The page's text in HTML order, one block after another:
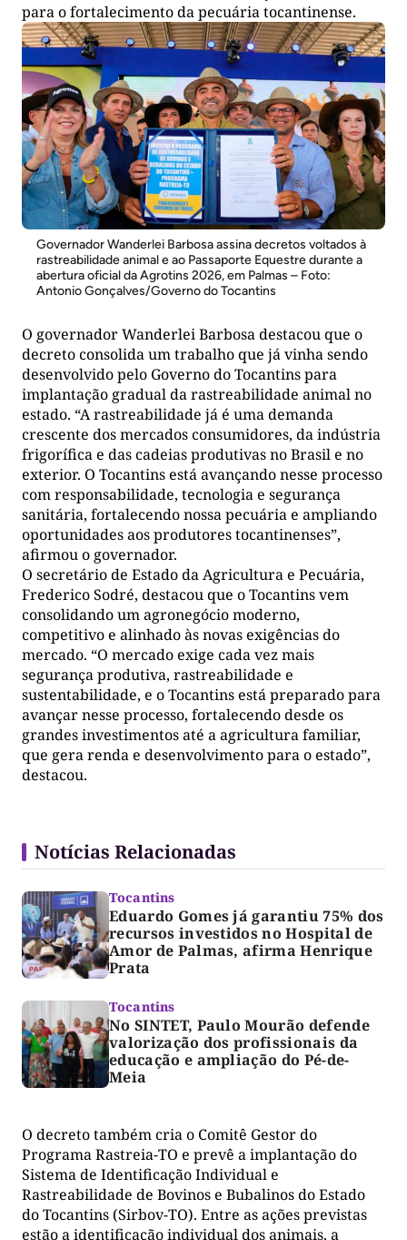
para o fortalecimento da pecuária tocantinense.
Governador Wanderlei Barbosa assina decretos voltados à
rastreabilidade animal e ao Passaporte Equestre durante a
abertura oficial da Agrotins 2026, em Palmas – Foto:
Antonio Gonçalves/Governo do Tocantins
O governador Wanderlei Barbosa destacou que o
decreto consolida um trabalho que já vinha sendo
desenvolvido pelo Governo do Tocantins para
implantação gradual da rastreabilidade animal no
estado. “A rastreabilidade já é uma demanda
crescente dos mercados consumidores, da indústria
frigorífica e das cadeias produtivas no Brasil e no
exterior. O Tocantins está avançando nesse processo
com responsabilidade, tecnologia e segurança
sanitária, fortalecendo nossa pecuária e ampliando
oportunidades aos produtores tocantinenses”,
afirmou o governador.
O secretário de Estado da Agricultura e Pecuária,
Frederico Sodré, destacou que o Tocantins vem
consolidando um agronegócio moderno,
competitivo e alinhado às novas exigências do
mercado. “O mercado exige cada vez mais
segurança produtiva, rastreabilidade e
sustentabilidade, e o Tocantins está preparado para
avançar nesse processo, fortalecendo desde os
grandes investimentos até a agricultura familiar,
que gera renda e desenvolvimento para o estado”,
destacou.
Notícias Relacionadas
Tocantins
Eduardo Gomes já garantiu 75% dos
recursos investidos no Hospital de
Amor de Palmas, afirma Henrique
Prata
Tocantins
No SINTET, Paulo Mourão defende
valorização dos profissionais da
educação e ampliação do Pé-de-
Meia
O decreto também cria o Comitê Gestor do
Programa Rastreia-TO e prevê a implantação do
Sistema de Identificação Individual e
Rastreabilidade de Bovinos e Bubalinos do Estado
do Tocantins (Sirbov-TO). Entre as ações previstas
estão a identificação individual dos animais, a